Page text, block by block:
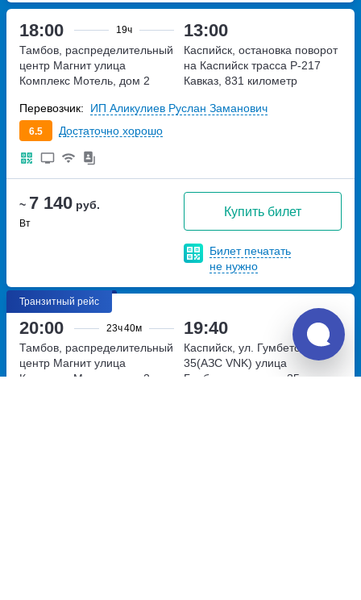
18:00 19ч 13:00
~ 7 140 руб.
Вт
Купить билет
Билет печатать
не нужно
Тамбов, распределительный
центр Магнит улица
Комплекс Мотель, дом 2
Каспийск, остановка поворот
на Каспийск трасса Р-217
Кавказ, 831 километр
6.5 Достаточно хорошо
Перевозчик: ИП Аликулиев Руслан Заманович
Транзитный рейс
20:00 23ч40м 19:40
Тамбов, распределительный
центр Магнит улица
Комплекс Мотель, дом 2
Каспийск, ул. Гумбетовская,
35(АЗС VNK) улица
Гумбетовская, дом 35